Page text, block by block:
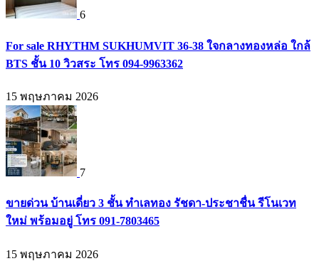
6
For sale RHYTHM SUKHUMVIT 36-38 ใจกลางทองหล่อ ใกล้
BTS ชั้น 10 วิวสระ โทร 094-9963362
15 พฤษภาคม 2026
7
ขายด่วน บ้านเดี่ยว 3 ชั้น ทำเลทอง รัชดา-ประชาชื่น รีโนเวท
ใหม่ พร้อมอยู่ โทร 091-7803465
15 พฤษภาคม 2026